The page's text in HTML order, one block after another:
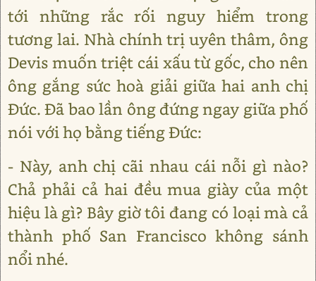
tới những rắc rối nguy hiểm trong
tương lai. Nhà chính trị uyên thâm, ông
Devis muốn triệt cái xấu từ gốc, cho nên
ông gắng sức hoà giải giữa hai anh chị
Đức. Đã bao lần ông đứng ngay giữa phố
nói với họ bằng tiếng Đức:
- Này, anh chị cãi nhau cái nỗi gì nào?
Chả phải cả hai đều mua giày của một
hiệu là gì? Bây giờ tôi đang có loại mà cả
thành phố San Francisco không sánh
nổi nhé.